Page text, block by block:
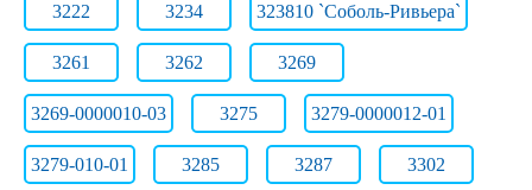
3222 3234 323810 `Соболь-Ривьера`
3261 3262 3269
3269-0000010-03 3275 3279-0000012-01
3279-010-01 3285 3287 3302